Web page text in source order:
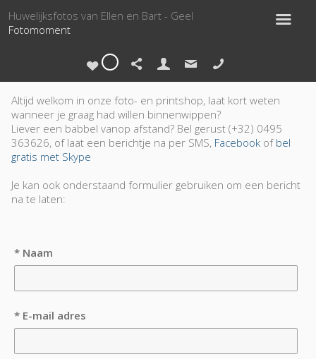
Huwelijksfotos van Ellen en Bart - Geel
Fotomoment
Altijd welkom in onze foto- en printshop, laat kort weten
wanneer je graag had willen binnenwippen?
Liever een babbel vanop afstand? Bel gerust (+32) 0495
363626, of laat een berichtje na per SMS, Facebook of bel
gratis met Skype
Je kan ook onderstaand formulier gebruiken om een bericht
na te laten:
* Naam
* E-mail adres